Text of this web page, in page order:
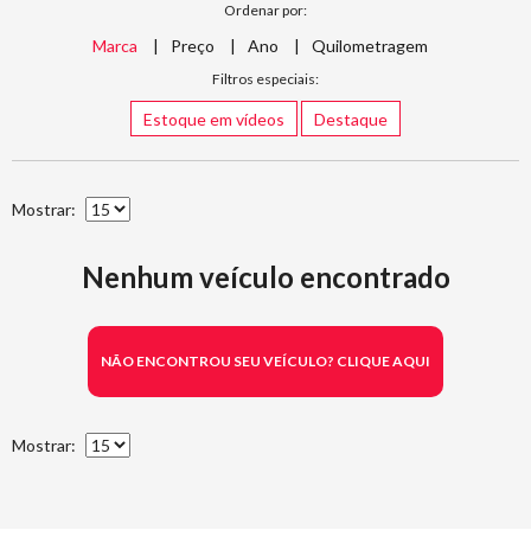
Ordenar por:
Marca Preço Ano Quilometragem
Filtros especiais:
Estoque em vídeos Destaque
Mostrar:
Nenhum veículo encontrado
NÃO ENCONTROU SEU VEÍCULO? CLIQUE AQUI
Mostrar: